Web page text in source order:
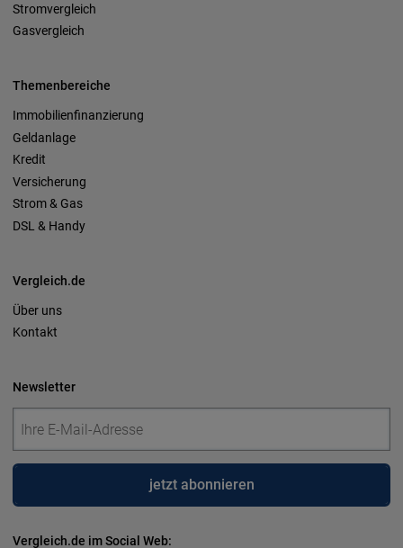
Stromvergleich
Gasvergleich
Themenbereiche
Immobilienfinanzierung
Geldanlage
Kredit
Versicherung
Strom & Gas
DSL & Handy
Vergleich.de
Über uns
Kontakt
Newsletter
jetzt abonnieren